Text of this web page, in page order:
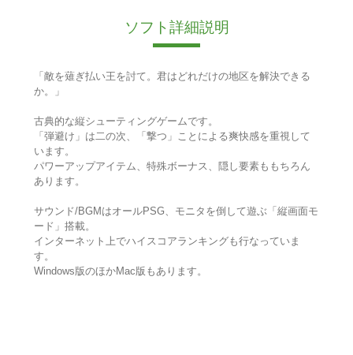
ソフト詳細説明
「敵を薙ぎ払い王を討て。君はどれだけの地区を解決できる
か。」
古典的な縦シューティングゲームです。
「弾避け」は二の次、「撃つ」ことによる爽快感を重視して
います。
パワーアップアイテム、特殊ボーナス、隠し要素ももちろん
あります。
サウンド/BGMはオールPSG、モニタを倒して遊ぶ「縦画面モ
ード」搭載。
インターネット上でハイスコアランキングも行なっていま
す。
Windows版のほかMac版もあります。